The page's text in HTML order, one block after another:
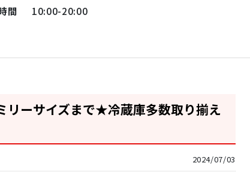
間
10:00-20:00
リーサイズまで★冷蔵庫多数取り揃え
2024/07/03